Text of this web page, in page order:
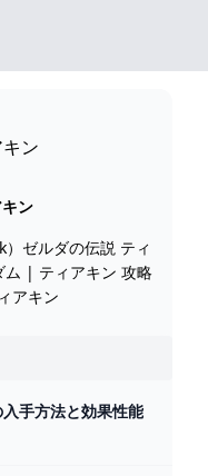
ン
ン
ゼルダの伝説 ティ
ム | ティアキン 攻略
アキン
手方法と効果性能